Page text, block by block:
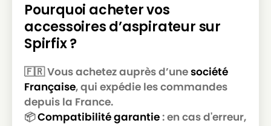
LG-
GOLDSTAR
LG-GOLDSTAR T 2750
LG-
GOLDSTAR
LG-
GOLDSTAR
LG-GOLDSTAR T 2950
LG-
Pourquoi acheter vos
accessoires d’aspirateur sur
Spirfix ?
🇫🇷 Vous achetez auprès d’unesociété
Française, qui expédie les commandes
depuis la France.
📦Compatibilité garantie: en cas d'erreur,